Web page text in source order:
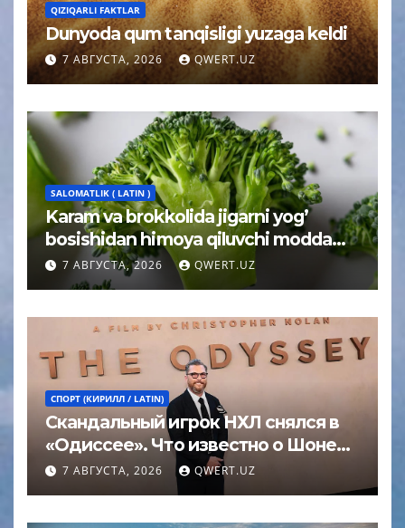
QIZIQARLI FAKTLAR
Dunyoda qum tanqisligi yuzaga keldi
7 АВГУСТА, 2026 QWERT.UZ
SALOMATLIK ( LATIN )
Karam va brokkolida jigarni yog’
bosishidan himoya qiluvchi modda
topildi
7 АВГУСТА, 2026 QWERT.UZ
СПОРТ (КИРИЛЛ / LATIN)
Скандальный игрок НХЛ снялся в
«Одиссее». Что известно о Шоне
Эйвери
7 АВГУСТА, 2026 QWERT.UZ